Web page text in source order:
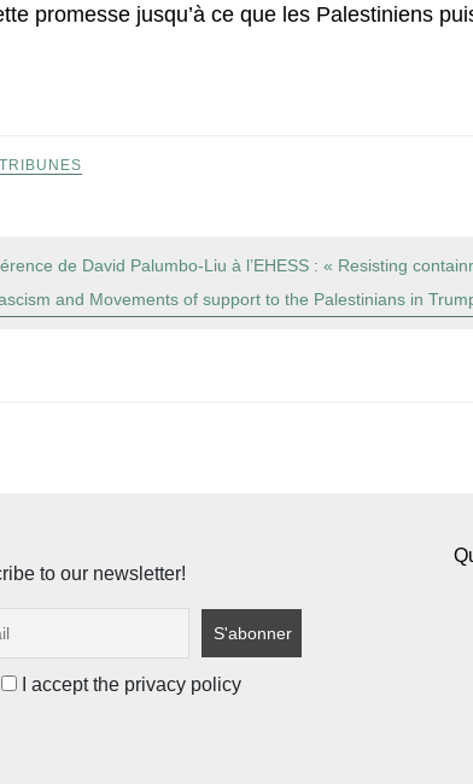
promesse jusqu’à ce que les Palestiniens
TRIBUNES
de David Palumbo-Liu à l’EHESS : « Resisting
and Movements of support to the Palestinians in
to our newsletter!
I accept the privacy policy